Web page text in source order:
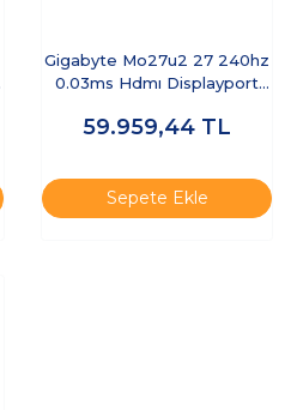
Gigabyte Mo27u2 27 240hz
0.03ms Hdmı Displayport
59.959,44 TL
Sepete Ekle